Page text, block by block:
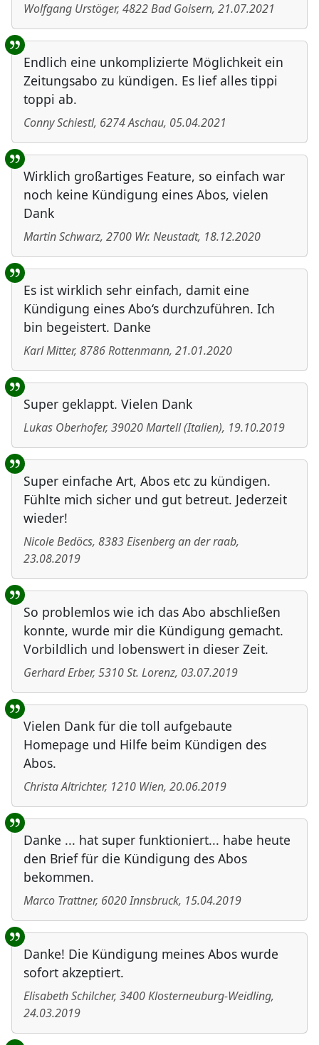
Wolfgang Urstöger, 4822Bad Goisern, 21.07.2021
Endlich eine unkomplizierte Möglichkeit ein
Zeitungsabo zu kündigen. Es lief alles tippi
toppi ab.
Conny Schiestl, 6274Aschau, 05.04.2021
Wirklich großartiges Feature, so einfach war
noch keine Kündigung eines Abos, vielen
Dank
Martin Schwarz, 2700 Wr. Neustadt, 18.12.2020
Es ist wirklich sehr einfach, damit eine
Kündigung eines Abo‘s durchzuführen. Ich
bin begeistert. Danke
Karl Mitter, 8786Rottenmann, 21.01.2020
Super geklappt. Vielen Dank
Lukas Oberhofer, 39020Martell(Italien), 19.10.2019
Super einfache Art, Abos etc zu kündigen.
Fühlte mich sicher und gut betreut. Jederzeit
wieder!
Nicole Bedöcs, 8383Eisenberg an der raab,
23.08.2019
So problemlos wie ich das Abo abschließen
konnte, wurde mir die Kündigung gemacht.
Vorbildlich und lobenswert in dieser Zeit.
Gerhard Erber, 5310St. Lorenz, 03.07.2019
Vielen Dank für die toll aufgebaute
Homepage und Hilfe beim Kündigen des
Abos.
Christa Altrichter, 1210 Wien, 20.06.2019
Danke ... hat super funktioniert... habe heute
den Brief für die Kündigung des Abos
bekommen.
Marco Trattner, 6020Innsbruck, 15.04.2019
Danke! Die Kündigung meines Abos wurde
sofort akzeptiert.
Elisabeth Schilcher, 3400Klosterneuburg-Weidling,
24.03.2019